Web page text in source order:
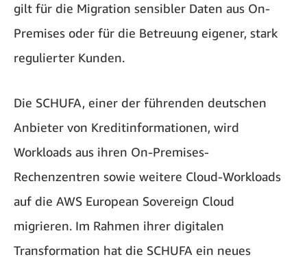
gilt für die Migration sensibler Daten aus On-
Premises oder für die Betreuung eigener, stark
regulierter Kunden.
Die SCHUFA, einer der führenden deutschen
Anbieter von Kreditinformationen, wird
Workloads aus ihren On-Premises-
Rechenzentren sowie weitere Cloud-Workloads
auf die AWS European Sovereign Cloud
migrieren. Im Rahmen ihrer digitalen
Transformation hat die SCHUFA ein neues